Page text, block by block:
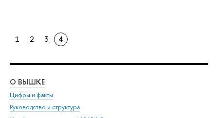
1 2 3 4
О ВЫШКЕ
Цифры и факты
Руководство и структура